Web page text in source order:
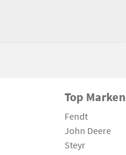
Top Marken
Fendt
John Deere
Steyr